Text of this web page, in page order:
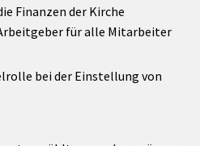
Finanzen der Kirche
für alle Mitarbeiter
bei der Einstellung von